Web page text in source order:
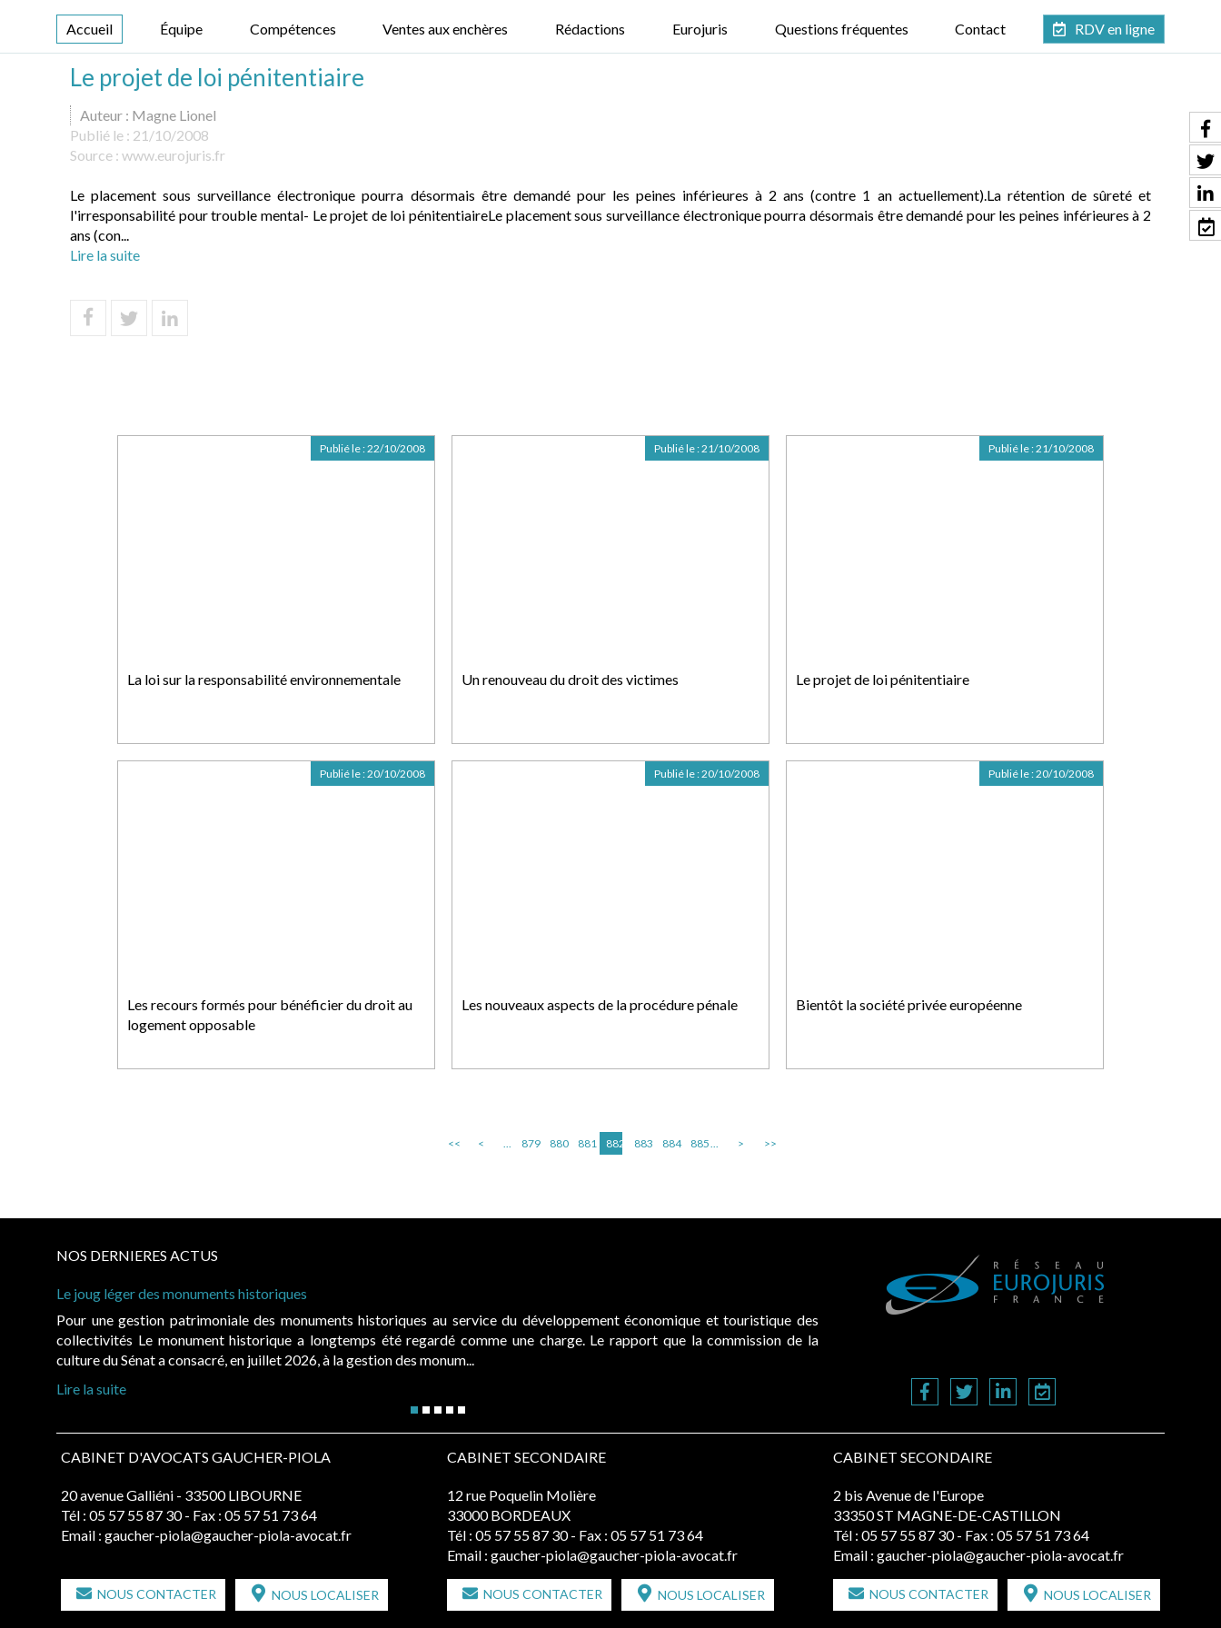
Accueil Équipe Compétences Ventes aux enchères Rédactions Eurojuris Questions fréquentes Contact RDV en ligne
Le projet de loi pénitentiaire
Auteur : Magne Lionel
Publié le : 21/10/2008
Source : www.eurojuris.fr
Le placement sous surveillance électronique pourra désormais être demandé pour les peines inférieures à 2 ans (contre 1 an actuellement).La rétention de sûreté et
l'irresponsabilité pour trouble mental- Le projet de loi pénitentiaireLe placement sous surveillance électronique pourra désormais être demandé pour les peines inférieures à 2
ans (con...
Lire la suite
La loi sur la responsabilité environnementale
Publié le :22/10/2008
Un renouveau du droit des victimes
Publié le :21/10/2008
Le projet de loi pénitentiaire
Publié le :21/10/2008
Les recours formés pour bénéficier du droit au
logement opposable
Publié le :20/10/2008
Les nouveaux aspects de la procédure pénale
Publié le :20/10/2008
Bientôt la société privée européenne
Publié le :20/10/2008
<< < ... 879 880 881 882 883 884 885... > >>
NOS DERNIERES ACTUS
Le joug léger des monuments historiques
Pour une gestion patrimoniale des monuments historiques au service du développement économique et touristique des
collectivités Le monument historique a longtemps été regardé comme une charge. Le rapport que la commission de la
culture du Sénat a consacré, en juillet 2026, à la gestion des monum...
Lire la suite
CABINET D'AVOCATS GAUCHER-PIOLA
20 avenue Galliéni - 33500 LIBOURNE
Tél : 05 57 55 87 30 - Fax : 05 57 51 73 64
Email : gaucher-piola@gaucher-piola-avocat.fr
NOUS CONTACTER NOUS LOCALISER
CABINET SECONDAIRE
12 rue Poquelin Molière
33000 BORDEAUX
Tél : 05 57 55 87 30 - Fax : 05 57 51 73 64
Email : gaucher-piola@gaucher-piola-avocat.fr
NOUS CONTACTER NOUS LOCALISER
CABINET SECONDAIRE
2 bis Avenue de l'Europe
33350 ST MAGNE-DE-CASTILLON
Tél : 05 57 55 87 30 - Fax : 05 57 51 73 64
Email : gaucher-piola@gaucher-piola-avocat.fr
NOUS CONTACTER NOUS LOCALISER